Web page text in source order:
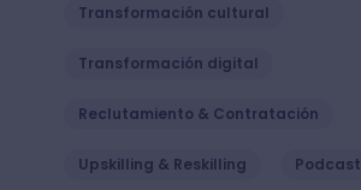
Transformación cultural
Transformación digital
Reclutamiento & Contratación
Upskilling & Reskilling Podcast